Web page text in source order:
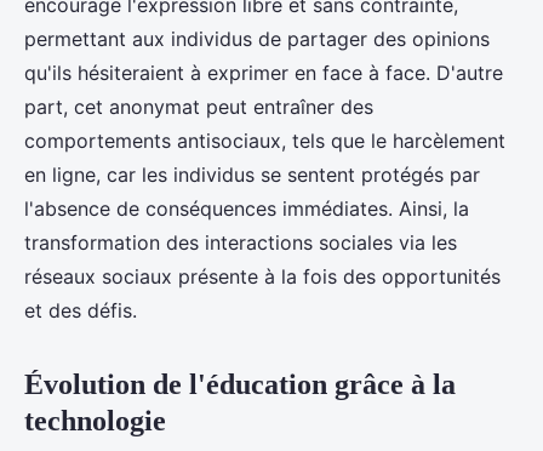
encourage l'expression libre et sans contrainte,
permettant aux individus de partager des opinions
qu'ils hésiteraient à exprimer en face à face. D'autre
part, cet anonymat peut entraîner des
comportements antisociaux, tels que le harcèlement
en ligne, car les individus se sentent protégés par
l'absence de conséquences immédiates. Ainsi, la
transformation des interactions sociales via les
réseaux sociaux présente à la fois des opportunités
et des défis.
Évolution de l'éducation grâce à la
technologie